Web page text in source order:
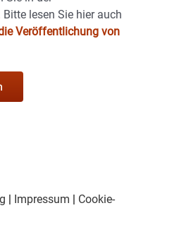
Bitte lesen Sie hier auch
Veröffentlichung von
| Impressum | Cookie-